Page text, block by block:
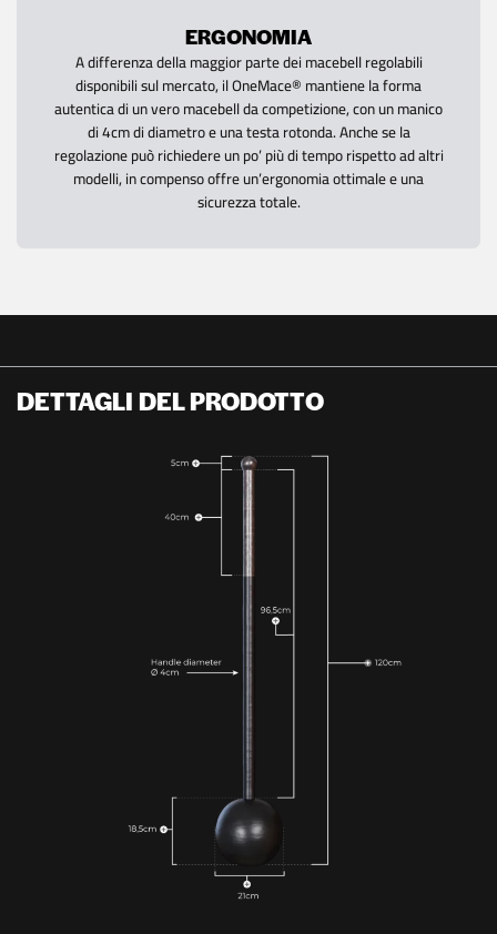
ERGONOMIA
A differenza della maggior parte dei macebell regolabili
disponibili sul mercato, il OneMace® mantiene la forma
autentica di un vero macebell da competizione, con un manico
di 4cm di diametro e una testa rotonda. Anche se la
regolazione può richiedere un po’ più di tempo rispetto ad altri
modelli, in compenso offre un’ergonomia ottimale e una
sicurezza totale.
DETTAGLI DEL PRODOTTO